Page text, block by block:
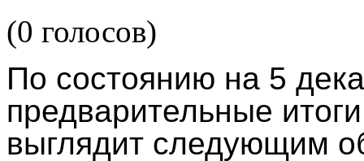
(0 голосов)
По состоянию на 5
предварительные
выглядит следующим